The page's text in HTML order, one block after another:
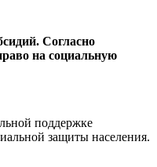
Согласно
на социальную
поддержке
защиты населения.